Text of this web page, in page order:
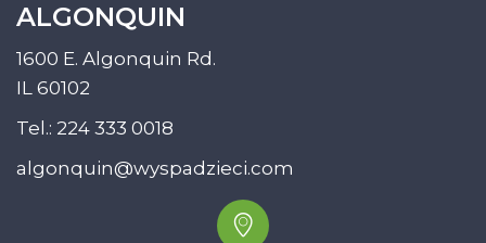
ALGONQUIN
1600 E. Algonquin Rd.
IL 60102
Tel.: 224 333 0018
algonquin@wyspadzieci.com